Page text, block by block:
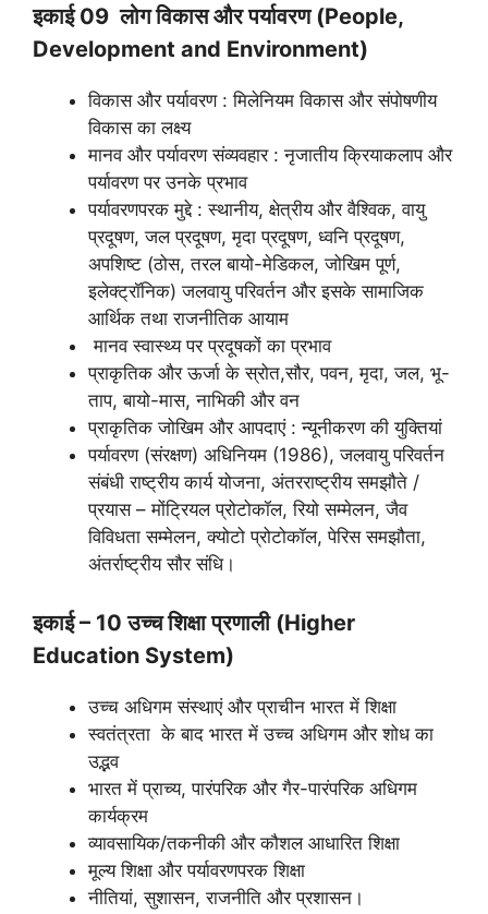
इकाई 09 लोग विकास और पर्यावरण (People,
Development and Environment)
विकास और पर्यावरण : मिलेनियम विकास और संपोषणीय
विकास का लक्ष्य
मानव और पर्यावरण संव्यवहार : नृजातीय क्रियाकलाप और
पर्यावरण पर उनके प्रभाव
पर्यावरणपरक मुद्दे : स्थानीय, क्षेत्रीय और वैश्विक, वायु
प्रदूषण, जल प्रदूषण, मृदा प्रदूषण, ध्वनि प्रदूषण,
अपशिष्ट (ठोस, तरल बायो-मेडिकल, जोखिम पूर्ण,
इलेक्ट्रॉनिक) जलवायु परिवर्तन और इसके सामाजिक
आर्थिक तथा राजनीतिक आयाम
मानव स्वास्थ्य पर प्रदूषकों का प्रभाव
प्राकृतिक और ऊर्जा के स्रोत,सौर, पवन, मृदा, जल, भू-
ताप, बायो-मास, नाभिकी और वन
प्राकृतिक जोखिम और आपदाएं : न्यूनीकरण की युक्तियां
पर्यावरण (संरक्षण) अधिनियम (1986), जलवायु परिवर्तन
संबंधी राष्ट्रीय कार्य योजना, अंतरराष्ट्रीय समझौते /
प्रयास – मोंट्रियल प्रोटोकॉल, रियो सम्मेलन, जैव
विविधता सम्मेलन, क्योटो प्रोटोकॉल, पेरिस समझौता,
अंतर्राष्ट्रीय सौर संधि।
इकाई – 10 उच्च शिक्षा प्रणाली (Higher
Education System)
उच्च अधिगम संस्थाएं और प्राचीन भारत में शिक्षा
स्वतंत्रता के बाद भारत में उच्च अधिगम और शोध का
उद्भव
भारत में प्राच्य, पारंपरिक और गैर-पारंपरिक अधिगम
कार्यक्रम
व्यावसायिक/तकनीकी और कौशल आधारित शिक्षा
मूल्य शिक्षा और पर्यावरणपरक शिक्षा
नीतियां, सुशासन, राजनीति और प्रशासन।